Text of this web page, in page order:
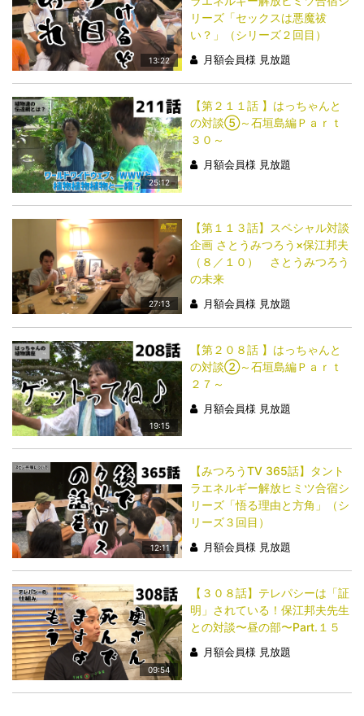
13:22
リーズ「セックスは悪魔祓
い？」（シリーズ２回目）
月額会員様 見放題
25:12
【第２１１話 】はっちゃんと
の対談⑤～石垣島編Ｐａｒｔ
３０～
月額会員様 見放題
27:13
【第１１３話】スペシャル対談
企画 さとうみつろう×保江邦夫
（８／１０） さとうみつろう
の未来
月額会員様 見放題
19:15
【第２０８話 】はっちゃんと
の対談②～石垣島編Ｐａｒｔ
２７～
月額会員様 見放題
12:11
【みつろうTV 365話】タント
ラエネルギー解放ヒミツ合宿シ
リーズ「悟る理由と方角」（シ
リーズ３回目）
月額会員様 見放題
09:54
【３０８話】テレパシーは「証
明」されている！保江邦夫先生
との対談〜昼の部〜Part.１５
月額会員様 見放題